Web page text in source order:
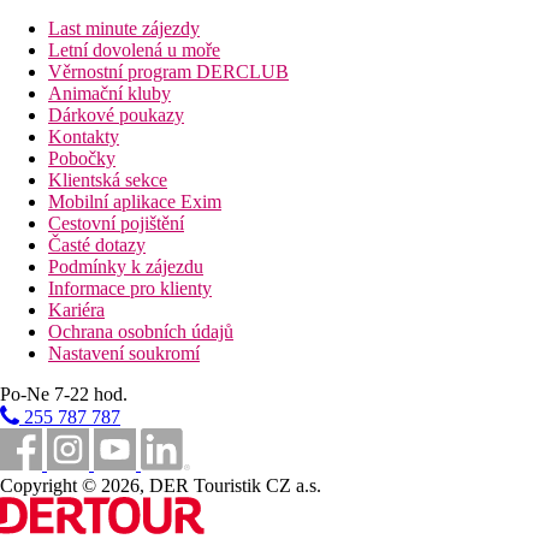
Stravování
All inclusive
Vzdálenosti
6 km
Centrum města
28 km
Vzdálenost od nejbližšího letiště
500 m
Nákupy
650 m
Vzdálenost k pláži
Pláž
Lehátka na pláži za poplatek
Slunečníky na pláži za poplatek
Plážová dovolená
Last minute zájezdy
Letní dovolená u moře
Věrnostní program DERCLUB
Animační kluby
Dárkové poukazy
Kontakty
Pobočky
Klientská sekce
Mobilní aplikace Exim
Cestovní pojištění
Časté dotazy
Podmínky k zájezdu
Informace pro klienty
Kariéra
Ochrana osobních údajů
Nastavení soukromí
Po-Ne 7-22 hod.
255 787 787
Copyright © 2026, DER Touristik CZ a.s.